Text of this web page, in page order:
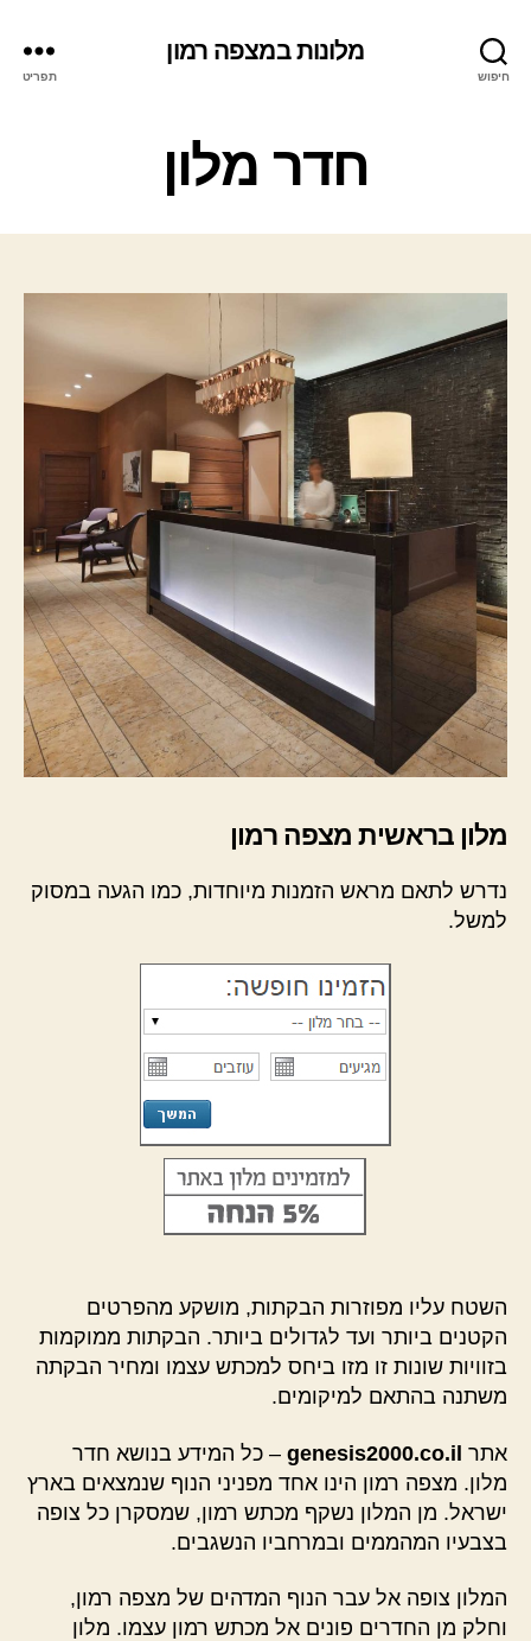
חיפוש
מלונות במצפה רמון
תפריט
ט
חדר מלון
מלון בראשית מצפה רמון
נדרש לתאם מראש הזמנות מיוחדות, כמו הגעה במסוק
למשל.
השטח עליו מפוזרות הבקתות, מושקע מהפרטים
הקטנים ביותר ועד לגדולים ביותר. הבקתות ממוקמות
בזוויות שונות זו מזו ביחס למכתש עצמו ומחיר הבקתה
משתנה בהתאם למיקומים.
אתר genesis2000.co.il – כל המידע בנושא חדר
מלון. מצפה רמון הינו אחד מפניני הנוף שנמצאים בארץ
ישראל. מן המלון נשקף מכתש רמון, שמסקרן כל צופה
בצבעיו המהממים ובמרחביו הנשגבים.
המלון צופה אל עבר הנוף המדהים של מצפה רמון,
וחלק מן החדרים פונים אל מכתש רמון עצמו. מלון